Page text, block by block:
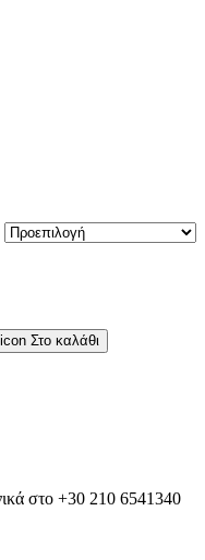
Στο καλάθι
στο +30 210 6541340